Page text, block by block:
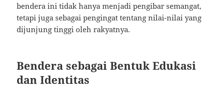
bendera ini tidak hanya menjadi pengibar semangat,
tetapi juga sebagai pengingat tentang nilai-nilai yang
dijunjung tinggi oleh rakyatnya.
Bendera sebagai Bentuk Edukasi
dan Identitas